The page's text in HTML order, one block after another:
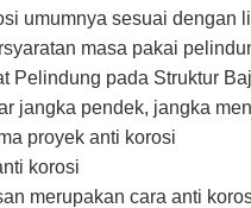
umumnya sesuai
masa pakai
Pelindung pada Struktur
jangka pendek, jangka
proyek anti korosi
korosi
merupakan cara anti